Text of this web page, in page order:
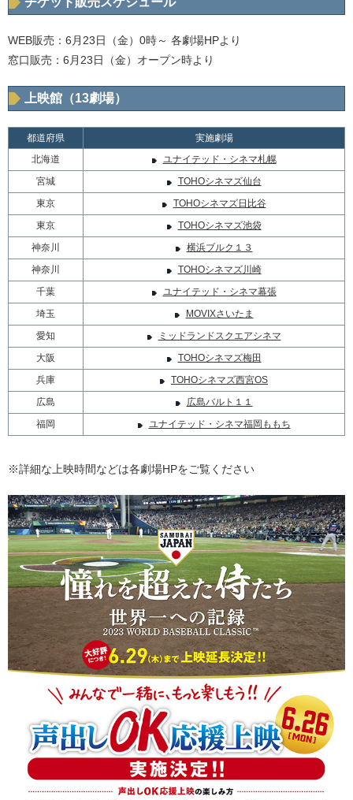
WEB販売：6月23日（金）0時～ 各劇場HPより
窓口販売：6月23日（金）オープン時より
上映館（13劇場）
都道府県
実施劇場
北海道
ユナイテッド・シネマ札幌
宮城
TOHOシネマズ仙台
東京
TOHOシネマズ日比谷
東京
TOHOシネマズ池袋
神奈川
横浜ブルク１３
神奈川
TOHOシネマズ川崎
千葉
ユナイテッド・シネマ幕張
埼玉
MOVIXさいたま
愛知
ミッドランドスクエアシネマ
大阪
TOHOシネマズ梅田
兵庫
TOHOシネマズ西宮OS
広島
広島バルト１１
福岡
ユナイテッド・シネマ福岡ももち
※詳細な上映時間などは各劇場HPをご覧ください